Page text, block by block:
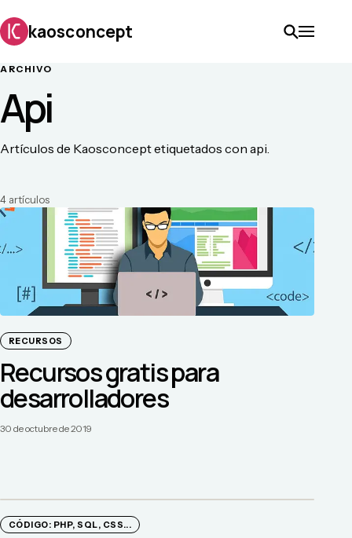
kaosconcept
ARCHIVO
Api
Artículos de Kaosconcept etiquetados con api.
4 artículos
RECURSOS
Recursos gratis para
desarrolladores
30 de octubre de 2019
CÓDIGO: PHP, SQL, CSS...